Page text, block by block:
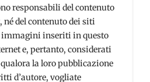
responsabili del contenuto
del contenuto dei siti
inseriti in questo
e, pertanto, considerati
la loro pubblicazione
d’autore, vogliate